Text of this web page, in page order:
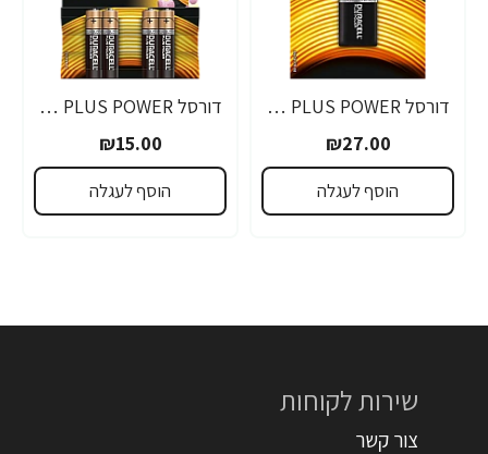
דורסל PLUS POWER סוללות 9V אריזת 1 יחידות - מבית Duracell
₪27.00
הוסף לעגלה
דורסל PLUS POWER סוללות AAA אריזת 4 יחידות - מבית Duracell
₪15.00
הוסף לעגלה
שירות לקוחות
צור קשר